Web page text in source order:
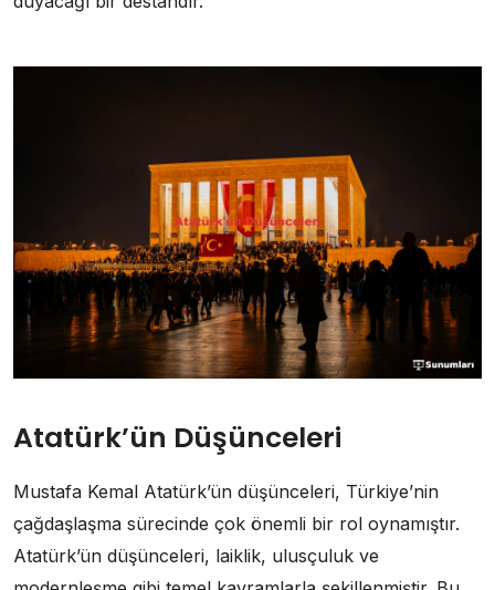
Atatürk’ün Düşünceleri
Mustafa Kemal Atatürk’ün düşünceleri, Türkiye’nin
çağdaşlaşma sürecinde çok önemli bir rol oynamıştır.
Atatürk’ün düşünceleri, laiklik, ulusçuluk ve